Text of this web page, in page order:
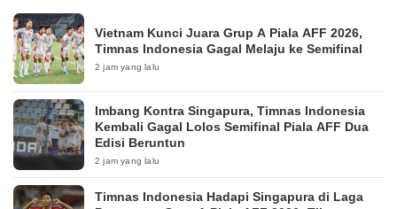
Vietnam Kunci Juara Grup A Piala AFF 2026,
Timnas Indonesia Gagal Melaju ke Semifinal
2 jam yang lalu
Imbang Kontra Singapura, Timnas Indonesia
Kembali Gagal Lolos Semifinal Piala AFF Dua
Edisi Beruntun
2 jam yang lalu
Timnas Indonesia Hadapi Singapura di Laga